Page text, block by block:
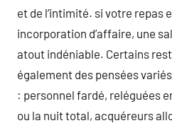
et de l’intimité. si votre repas
incorporation d’affaire, une
atout indéniable. Certains
également des pensées
: personnel fardé, reléguées
ou la nuit total, acquéreurs